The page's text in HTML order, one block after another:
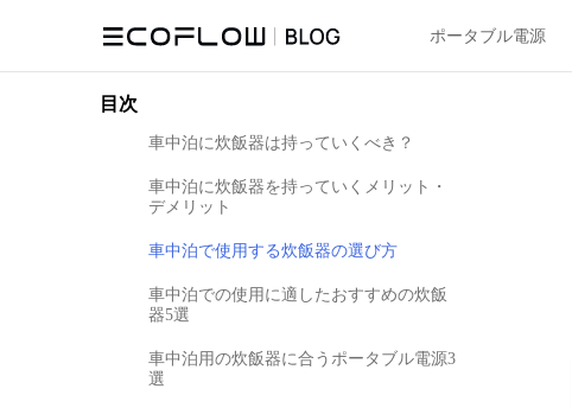
ポータブル電源
目次
車中泊に炊飯器は持っていくべき？
車中泊に炊飯器を持っていくメリット・
デメリット
車中泊で使用する炊飯器の選び方
車中泊での使用に適したおすすめの炊飯
器5選
車中泊用の炊飯器に合うポータブル電源3
選